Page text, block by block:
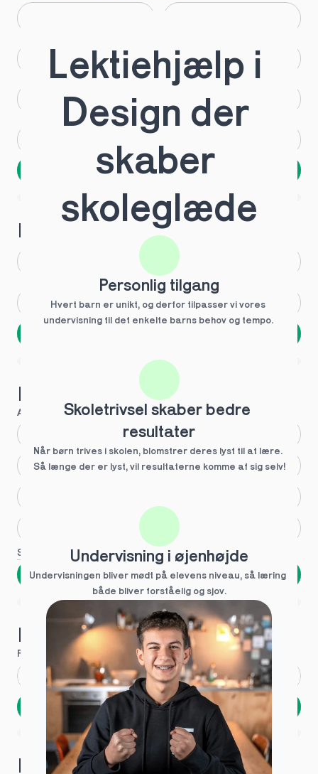
HTX HF
IB
Næste
1 ud af 9 for at finde den rette tutor
Hvilken årgang?
2.g Andet
1 ud af 9 for at finde den rette tutor
Hvilke behov?
Anbefalet til dig
Større skoleglæde
Se flere
Næste
Spring over
1 ud af 9 for at finde den rette tutor
Hvad hedder du?
Fornavn Efternavn
Næste
Opbevares sikkert - oplysninger deles aldrig
1 ud af 9 for at finde den rette tutor
Hvordan kontakter vi dig?
Lektiehjælp i
Design der
skaber
skoleglæde
Personlig tilgang
Hvert barn er unikt, og derfor tilpasser vi vores
undervisning til det enkelte barns behov og tempo.
Skoletrivsel skaber bedre
resultater
Når børn trives i skolen, blomstrer deres lyst til at lære.
Så længe der er lyst, vil resultaterne komme af sig selv!
Undervisning i øjenhøjde
Undervisningen bliver mødt på elevens niveau, så læring
både bliver forståelig og sjov.